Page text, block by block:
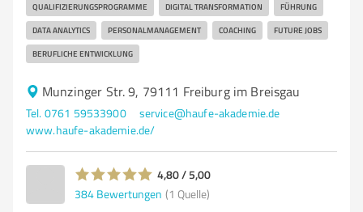
QUALIFIZIERUNGSPROGRAMME DIGITAL TRANSFORMATION FÜHRUNG
DATA ANALYTICS PERSONALMANAGEMENT COACHING FUTURE JOBS
BERUFLICHE ENTWICKLUNG
Munzinger Str. 9, 79111 Freiburg im Breisgau
Tel. 0761 59533900
service@haufe-akademie.de
www.haufe-akademie.de/
4,80 / 5,00
384 Bewertungen (1 Quelle)